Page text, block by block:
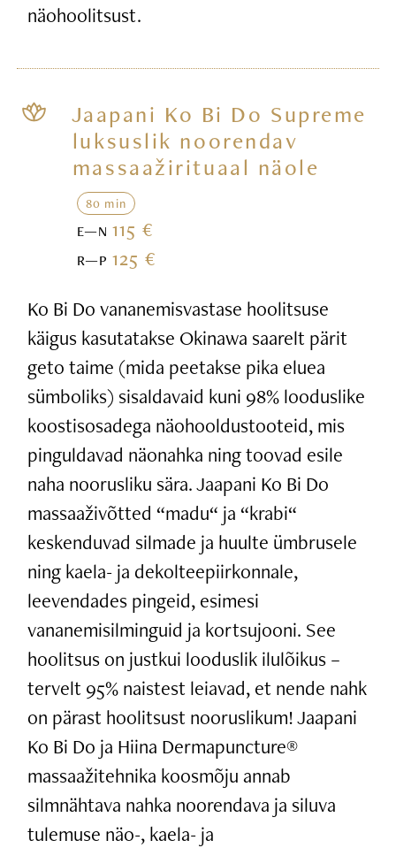
näohoolitsust.
Jaapani Ko Bi Do Supreme
luksuslik noorendav
massaažirituaal näole
80 min
E—N115 €
R—P125 €
Ko Bi Do vananemisvastase hoolitsuse
käigus kasutatakse Okinawa saarelt pärit
geto taime (mida peetakse pika eluea
sümboliks) sisaldavaid kuni 98% looduslike
koostisosadega näohooldustooteid, mis
pinguldavad näonahka ning toovad esile
naha noorusliku sära. Jaapani Ko Bi Do
massaaživõtted “madu“ ja “krabi“
keskenduvad silmade ja huulte ümbrusele
ning kaela- ja dekolteepiirkonnale,
leevendades pingeid, esimesi
vananemisilminguid ja kortsujooni. See
hoolitsus on justkui looduslik ilulõikus –
tervelt 95% naistest leiavad, et nende nahk
on pärast hoolitsust nooruslikum! Jaapani
Ko Bi Do ja Hiina Dermapuncture®
massaažitehnika koosmõju annab
silmnähtava nahka noorendava ja siluva
tulemuse näo-, kaela- ja